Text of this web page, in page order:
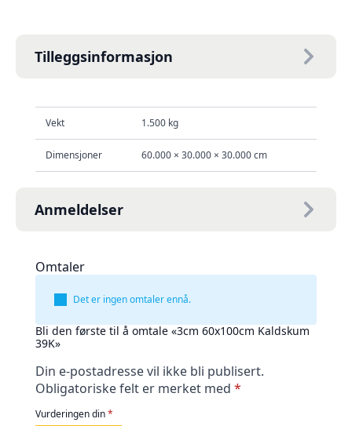
Tilleggsinformasjon
Vekt 1.500 kg
Dimensjoner 60.000 × 30.000 × 30.000 cm
Anmeldelser
Omtaler
Det er ingen omtaler ennå.
Bli den første til å omtale «3cm 60x100cm Kaldskum
39K»
Din e-postadresse vil ikke bli publisert.
Obligatoriske felt er merket med *
Vurderingen din*